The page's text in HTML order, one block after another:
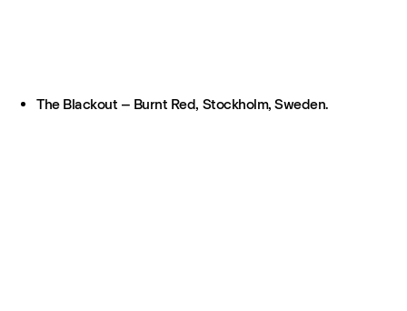
The Blackout – Burnt Red, Stockholm, Sweden.